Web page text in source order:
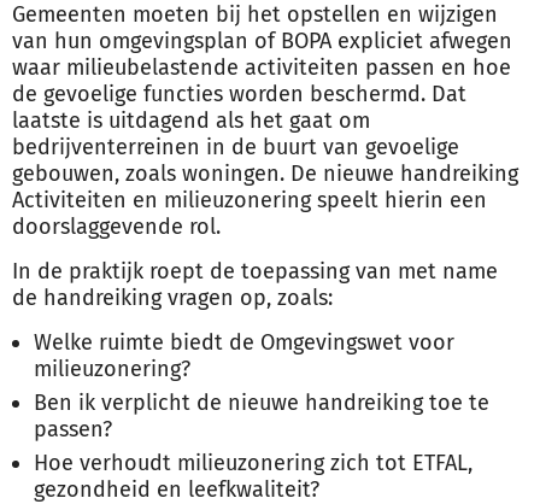
Gemeenten moeten bij het opstellen en wijzigen
van hun omgevingsplan of BOPA expliciet afwegen
waar milieubelastende activiteiten passen en hoe
de gevoelige functies worden beschermd. Dat
laatste is uitdagend als het gaat om
bedrijventerreinen in de buurt van gevoelige
gebouwen, zoals woningen. De nieuwe handreiking
Activiteiten en milieuzonering speelt hierin een
doorslaggevende rol.
In de praktijk roept de toepassing van met name
de handreiking vragen op, zoals:
Welke ruimte biedt de Omgevingswet voor
milieuzonering?
Ben ik verplicht de nieuwe handreiking toe te
passen?
Hoe verhoudt milieuzonering zich tot ETFAL,
gezondheid en leefkwaliteit?